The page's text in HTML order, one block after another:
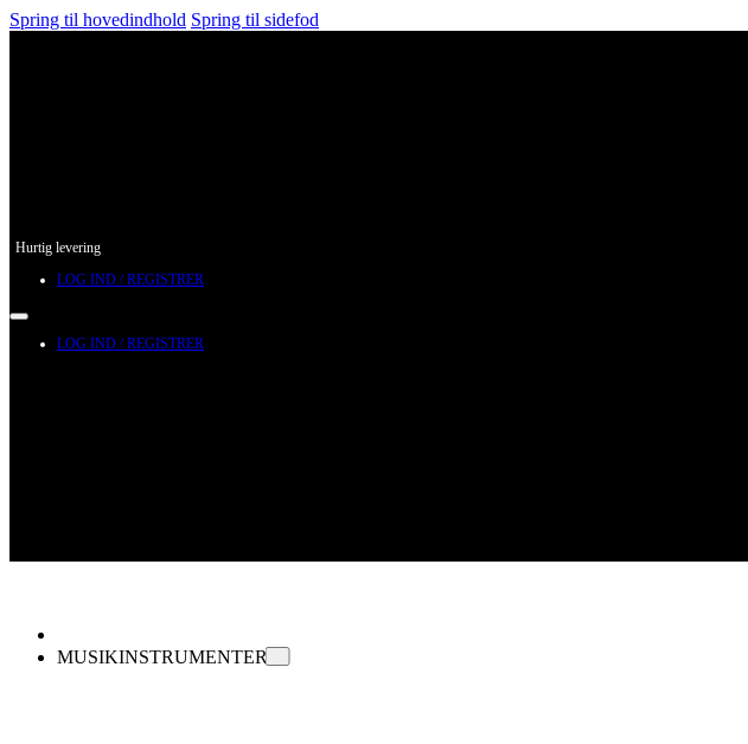
Spring til hovedindhold Spring til sidefod
Hurtig levering
LOG IND / REGISTRER
LOG IND / REGISTRER
MUSIKINSTRUMENTER